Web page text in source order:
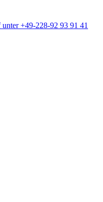
+49-228-92 93 91 41